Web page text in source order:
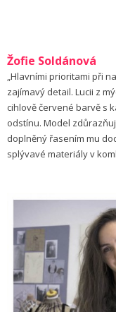
Žofie Soldánová
„Hlavními prioritami při
zajímavý detail. Lucii z
cihlově červené barvě s
odstínu. Model
doplněný řasením mu
splývavé materiály v